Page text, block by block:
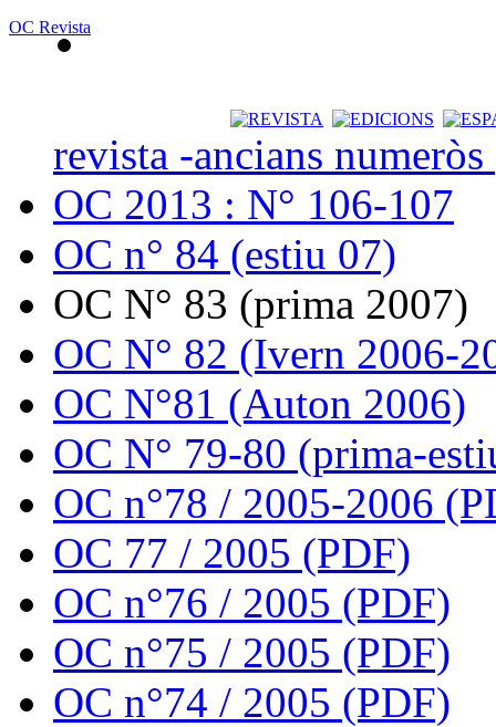
OC Revista
revista -ancians
OC 2013 : N° 106-107
OC n° 84 (estiu 07)
OC N° 83 (prima 2007)
OC N° 82 (Ivern 2006-
OC N°81 (Auton 2006)
OC N° 79-80 (prima-
OC n°78 / 2005-2006
OC 77 / 2005 (PDF)
OC n°76 / 2005 (PDF)
OC n°75 / 2005 (PDF)
OC n°74 / 2005 (PDF)